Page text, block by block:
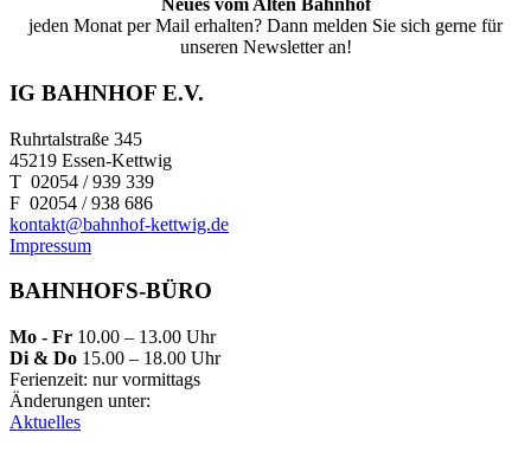
Neues vom Alten Bahnhof
jeden Monat per Mail erhalten? Dann melden Sie sich gerne für
unseren Newsletter an!
IG BAHNHOF E.V.
Ruhrtalstraße 345
45219 Essen-Kettwig
T 02054 / 939 339
F 02054 / 938 686
kontakt@bahnhof-kettwig.de
Impressum
BAHNHOFS-BÜRO
Mo - Fr 10.00 – 13.00 Uhr
Di & Do 15.00 – 18.00 Uhr
Ferienzeit: nur vormittags
Änderungen unter:
Aktuelles